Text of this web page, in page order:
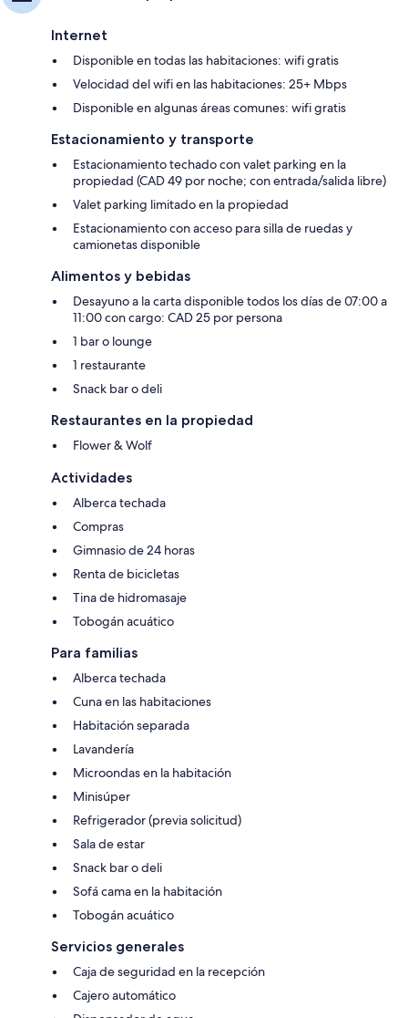
Internet
Disponible en todas las habitaciones: wifi gratis
Velocidad del wifi en las habitaciones: 25+ Mbps
Disponible en algunas áreas comunes: wifi gratis
Estacionamiento y transporte
Estacionamiento techado con valet parking en la
propiedad (CAD 49 por noche; con entrada/salida libre)
Valet parking limitado en la propiedad
Estacionamiento con acceso para silla de ruedas y
camionetas disponible
Alimentos y bebidas
Desayuno a la carta disponible todos los días de 07:00 a
11:00 con cargo: CAD 25 por persona
1 bar o lounge
1 restaurante
Snack bar o deli
Restaurantes en la propiedad
Flower & Wolf
Actividades
Alberca techada
Compras
Gimnasio de 24 horas
Renta de bicicletas
Tina de hidromasaje
Tobogán acuático
Para familias
Alberca techada
Cuna en las habitaciones
Habitación separada
Lavandería
Microondas en la habitación
Minisúper
Refrigerador (previa solicitud)
Sala de estar
Snack bar o deli
Sofá cama en la habitación
Tobogán acuático
Servicios generales
Caja de seguridad en la recepción
Cajero automático